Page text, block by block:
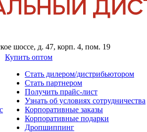
шоссе, д. 47, корп. 4, пом. 19
Купить оптом
Стать дилером/дистрибьютором
Стать партнером
Получить прайс-лист
Узнать об условиях сотрудничества
Корпоративные заказы
Корпоративные подарки
Дропшиппинг